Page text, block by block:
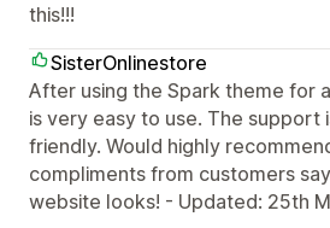
this!!!
SisterOnlinestore
After using the Spark theme for
is very easy to use. The support
friendly. Would highly
compliments from customers
website looks! - Updated: 25th